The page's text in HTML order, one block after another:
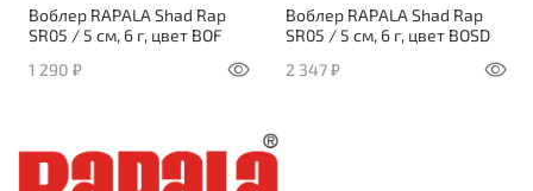
Воблер RAPALA Shad Rap
SR05 / 5 см, 6 г, цвет BOF
1 290 ₽
Воблер RAPALA Shad Rap
SR05 / 5 см, 6 г, цвет BOSD
2 347 ₽